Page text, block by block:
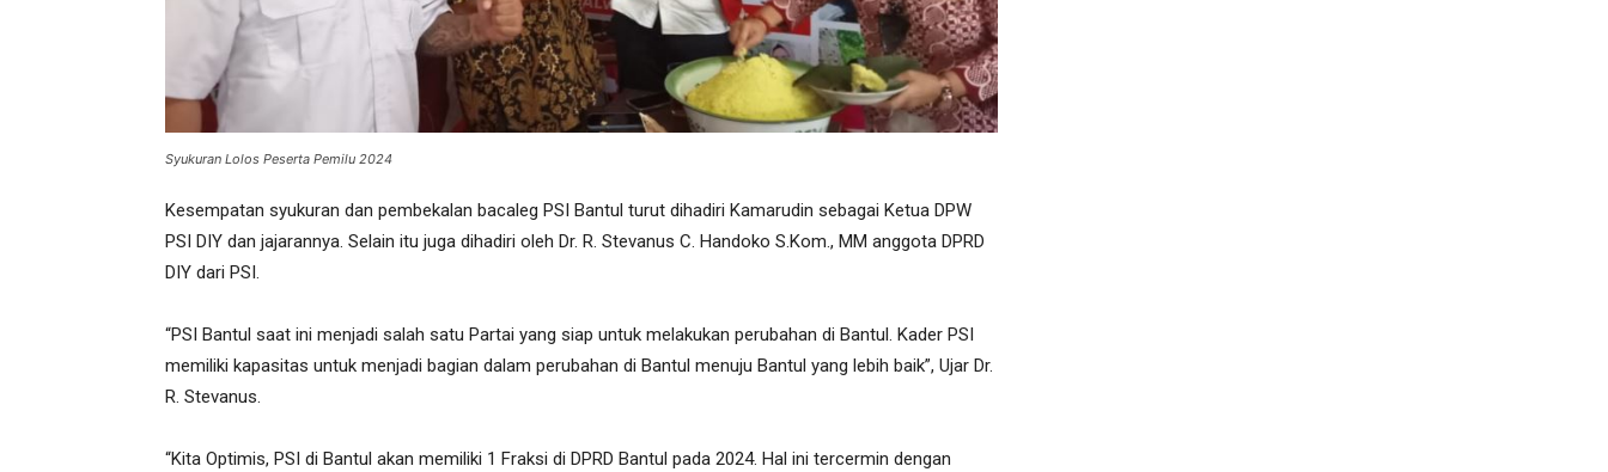
Syukuran Lolos Peserta Pemilu 2024
Kesempatan syukuran dan pembekalan bacaleg PSI Bantul turut dihadiri Kamarudin sebagai Ketua DPW
PSI DIY dan jajarannya. Selain itu juga dihadiri oleh Dr. R. Stevanus C. Handoko S.Kom., MM anggota DPRD
DIY dari PSI.
“PSI Bantul saat ini menjadi salah satu Partai yang siap untuk melakukan perubahan di Bantul. Kader PSI
memiliki kapasitas untuk menjadi bagian dalam perubahan di Bantul menuju Bantul yang lebih baik”, Ujar Dr.
R. Stevanus.
“Kita Optimis, PSI di Bantul akan memiliki 1 Fraksi di DPRD Bantul pada 2024. Hal ini tercermin dengan